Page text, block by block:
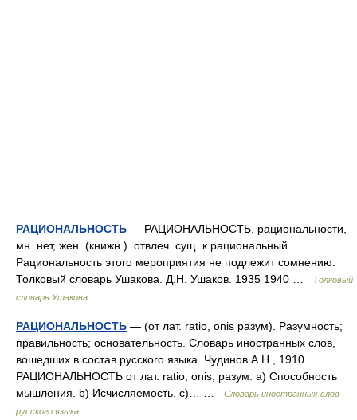
РАЦИОНАЛЬНОСТЬ — РАЦИОНАЛЬНОСТЬ, рациональности,
мн. нет, жен. (книжн.). отвлеч. сущ. к рациональный.
Рациональность этого мероприятия не подлежит сомнению.
Толковый словарь Ушакова. Д.Н. Ушаков. 1935 1940 …
Толковый
словарь Ушакова
РАЦИОНАЛЬНОСТЬ — (от лат. ratio, onis разум). Разумность;
правильность; основательность. Словарь иностранных слов,
вошедших в состав русского языка. Чудинов А.Н., 1910.
РАЦИОНАЛЬНОСТЬ от лат. ratio, onis, разум. а) Способность
мышления. b) Исчисляемость. с)… …
Словарь иностранных слов
русского языка